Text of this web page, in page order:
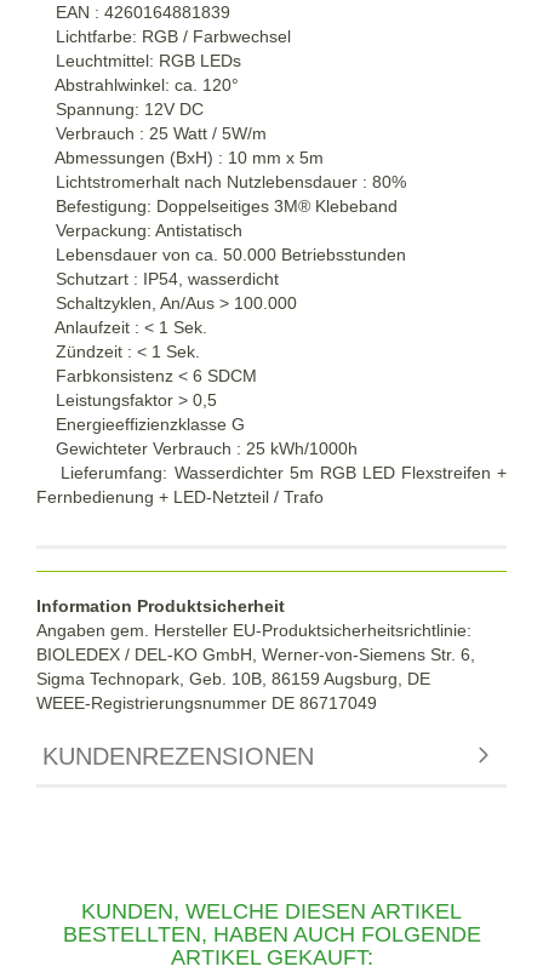
EAN : 4260164881839
Lichtfarbe: RGB / Farbwechsel
Leuchtmittel: RGB LEDs
Abstrahlwinkel: ca. 120°
Spannung: 12V DC
Verbrauch : 25 Watt / 5W/m
Abmessungen (BxH) : 10 mm x 5m
Lichtstromerhalt nach Nutzlebensdauer : 80%
Befestigung: Doppelseitiges 3M® Klebeband
Verpackung: Antistatisch
Lebensdauer von ca. 50.000 Betriebsstunden
Schutzart : IP54, wasserdicht
Schaltzyklen, An/Aus > 100.000
Anlaufzeit : < 1 Sek.
Zündzeit : < 1 Sek.
Farbkonsistenz < 6 SDCM
Leistungsfaktor > 0,5
Energieeffizienzklasse G
Gewichteter Verbrauch : 25 kWh/1000h
Lieferumfang: Wasserdichter 5m RGB LED Flexstreifen +
Fernbedienung + LED-Netzteil / Trafo
Information Produktsicherheit
Angaben gem. Hersteller EU-Produktsicherheitsrichtlinie:
BIOLEDEX / DEL-KO GmbH, Werner-von-Siemens Str. 6,
Sigma Technopark, Geb. 10B, 86159 Augsburg, DE
WEEE-Registrierungsnummer DE 86717049
KUNDENREZENSIONEN
KUNDEN, WELCHE DIESEN ARTIKEL
BESTELLTEN, HABEN AUCH FOLGENDE
ARTIKEL GEKAUFT: